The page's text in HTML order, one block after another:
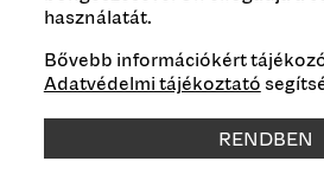
Type
Events
használatát.
Bővebb információkért
Adatvédelmi tájékoztató
RENDBEN